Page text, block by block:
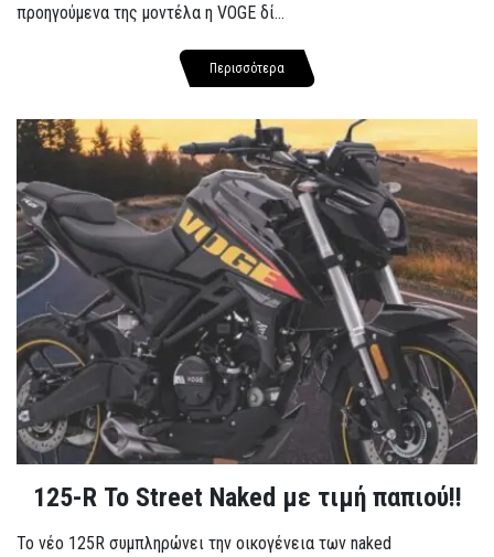
προηγούμενα της μοντέλα η VOGE δί...
Περισσότερα
125-R Το Street Naked με τιμή παπιού!!
Το νέο 125R συμπληρώνει την οικογένεια των naked